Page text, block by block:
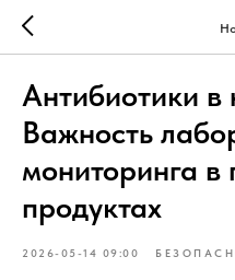
Антибиотики
Важность
мониторинга
продуктах
2026-05-14 09:00